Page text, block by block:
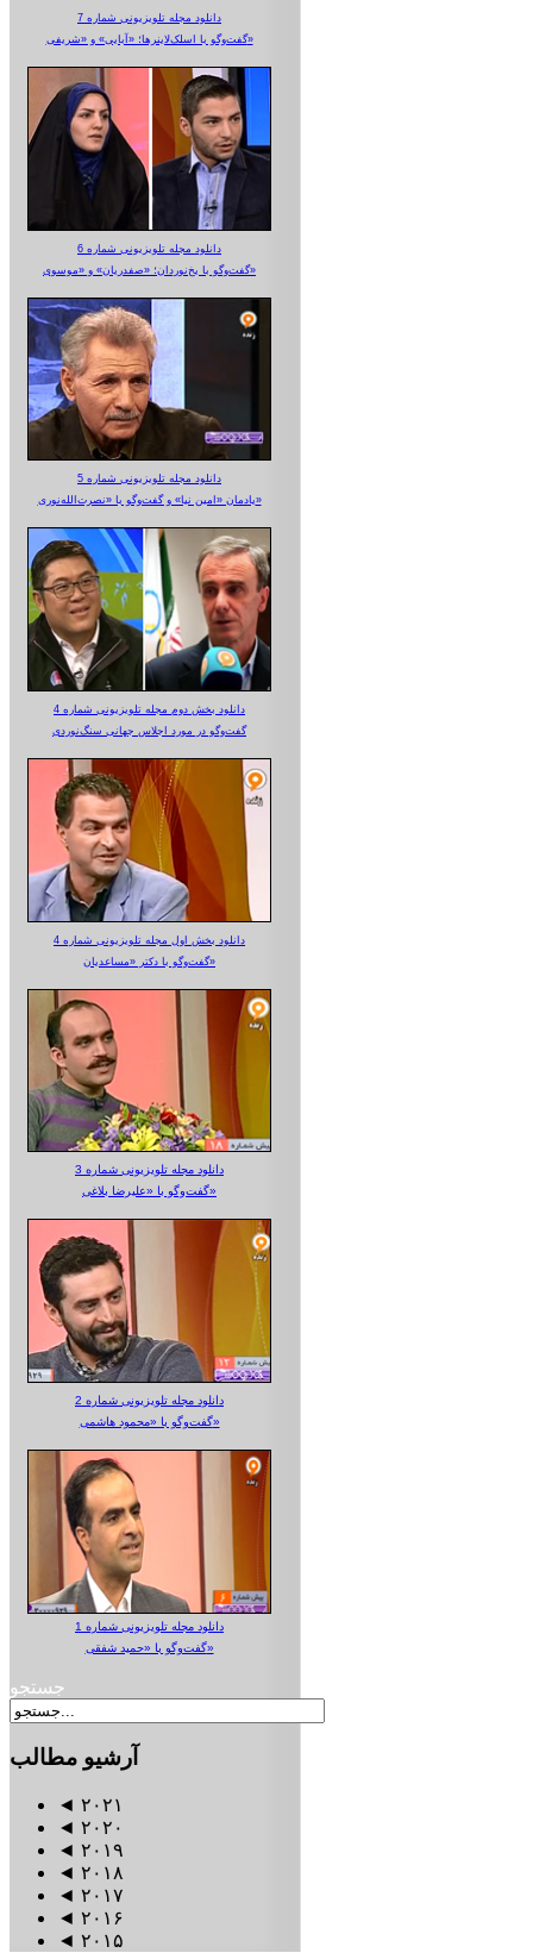
دانلود مجله تلویزیونی شماره 7
گفت‌وگو با اسلک‌لاینرها؛ «آبایی» و «شریفی»
دانلود مجله تلویزیونی شماره 6
گفت‌وگو با یخ‌نوردان؛ «صفدریان» و «موسوی»
دانلود مجله تلویزیونی شماره 5
یادمان «امین نیا» و گفت‌وگو با «نصرت‌الله‌نوری»
دانلود بخش دوم مجله تلویزیونی شماره 4
گفت‌وگو در مورد اجلاس جهانی سنگ‌نوردی
دانلود بخش اول مجله تلویزیونی شماره 4
گفت‌وگو با دکتر «مساعدیان»
دانلود مجله تلویزیونی شماره 3
گفت‌وگو با «علیرضا بلاغی»
دانلود مجله تلویزیونی شماره 2
گفت‌وگو با «محمود هاشمی»
دانلود مجله تلویزیونی شماره 1
گفت‌وگو با «حمید شفقی»
جستجو
آرشیو مطالب
◄ ۲۰۲۱
◄ ۲۰۲۰
◄ ۲۰۱۹
◄ ۲۰۱۸
◄ ۲۰۱۷
◄ ۲۰۱۶
◄ ۲۰۱۵